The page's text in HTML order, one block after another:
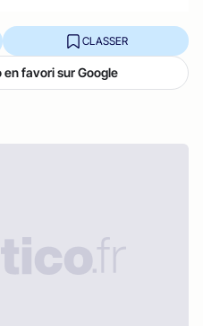
CLASSER
favori sur Google